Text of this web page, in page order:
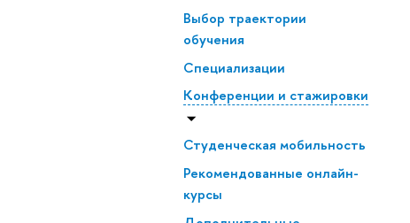
Выбор траектории
обучения
Специализации
Конференции и стажировки
Студенческая мобильность
Рекомендованные онлайн-
курсы